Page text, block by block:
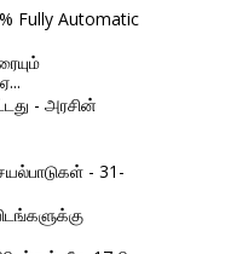
Fully Automatic
- அரசின்
- 31-